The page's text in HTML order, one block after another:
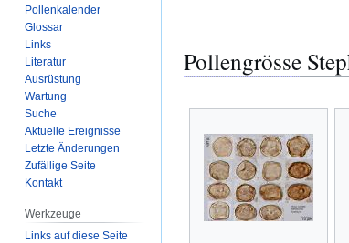
Pollengrösse
Pollenkalender
Glossar
Links
Literatur
Ausrüstung
Wartung
Suche
Aktuelle Ereignisse
Letzte Änderungen
Zufällige Seite
Kontakt
Werkzeuge
Links auf diese Seite